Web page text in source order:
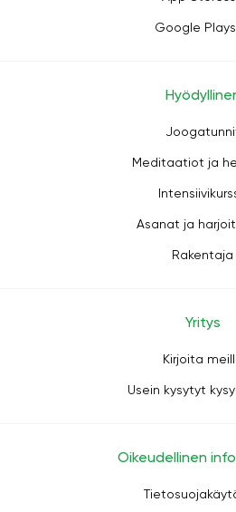
Google
Meditaatiot ja
Asanat ja
Rakentaja
Yritys
Kirjoita
Usein kysytyt
Oikeudellinen